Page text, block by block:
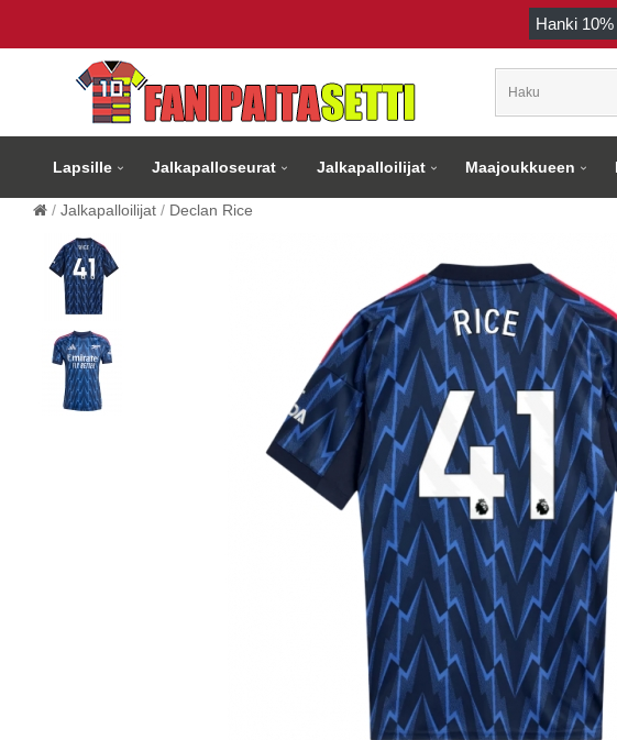
Hanki 10%
Lapsille Jalkapalloseurat Jalkapalloilijat Maajoukkueen
Jalkapalloilijat Declan Rice